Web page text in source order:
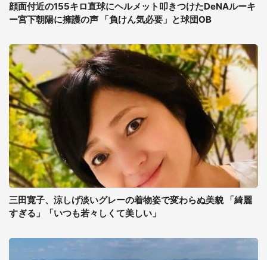
顔面付近の155キロ直球にヘルメット叩きつけたDeNAルーキ
ー宮下朝陽に擁護の声 「負けん気必要」と球団OB
三田寛子、涼しげ淡いグレーの着物姿で変わらぬ美貌 「綺麗
すぎる」「いつも若々しくて美しい」